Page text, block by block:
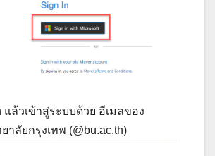
แล้วเข้าสู่ระบบด้วย อีเมลของ
าลัยกรุงเทพ (@bu.ac.th)